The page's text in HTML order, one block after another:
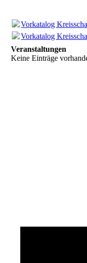
Vorkatalog
Vorkatalog
Veranstaltungen
Keine Einträge